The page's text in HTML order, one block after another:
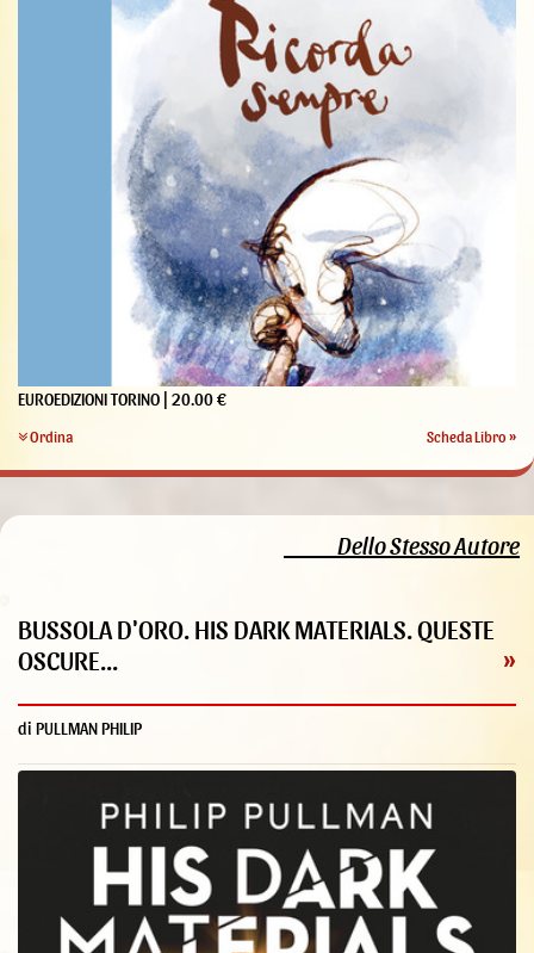
EUROEDIZIONI TORINO | 20.00 €
Ordina Scheda Libro »
Dello Stesso Autore
BUSSOLA D'ORO. HIS DARK MATERIALS. QUESTE
OSCURE...
»
di PULLMAN PHILIP